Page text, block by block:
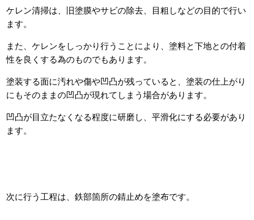
ケレン清掃は、旧塗膜やサビの除去、目粗しなどの目的で行い
ます。
また、ケレンをしっかり行うことにより、塗料と下地との付着
性を良くする為のものでもあります。
塗装する面に汚れや傷や凹凸が残っていると、塗装の仕上がり
にもそのままの凹凸が現れてしまう場合があります。
凹凸が目立たなくなる程度に研磨し、平滑化にする必要があり
ます。
次に行う工程は、鉄部箇所の錆止めを塗布です。